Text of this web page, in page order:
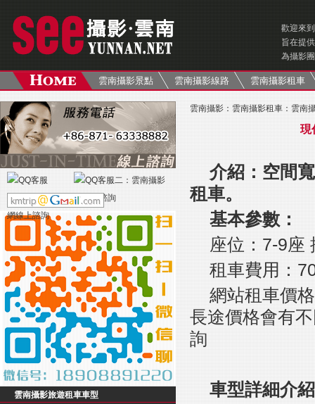
歡迎來
旨在提供
為攝影
雲南攝影景點 雲南攝影線路 雲南攝影租車
雲南攝影旅遊租車車型
雲南攝影 ： 雲南攝影租車 ： 雲南
現
介紹：空間
租車。
基本參數：
座位：7-9座
租車費用：
網站租車價
長途價格會有
詢
車型詳細介